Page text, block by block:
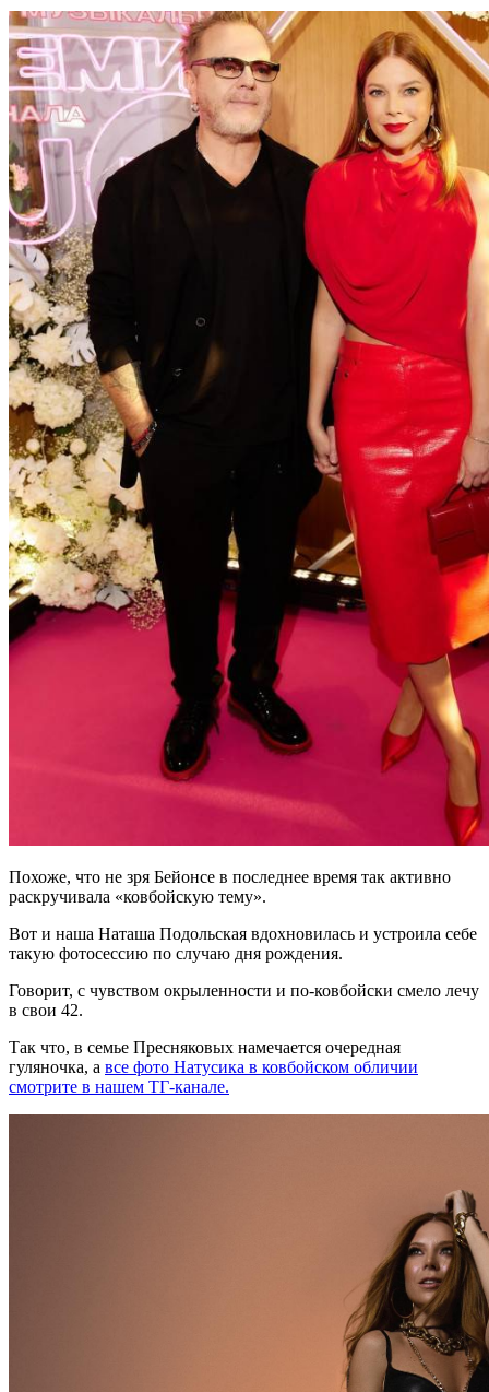
Похоже, что не зря Бейонсе в последнее время так активно
раскручивала «ковбойскую тему».
Вот и наша Наташа Подольская вдохновилась и устроила себе
такую фотосессию по случаю дня рождения.
Говорит, с чувством окрыленности и по-ковбойски смело лечу
в свои 42.
Так что, в семье Пресняковых намечается очередная
гуляночка, а все фото Натусика в ковбойском обличии
смотрите в нашем ТГ-канале.